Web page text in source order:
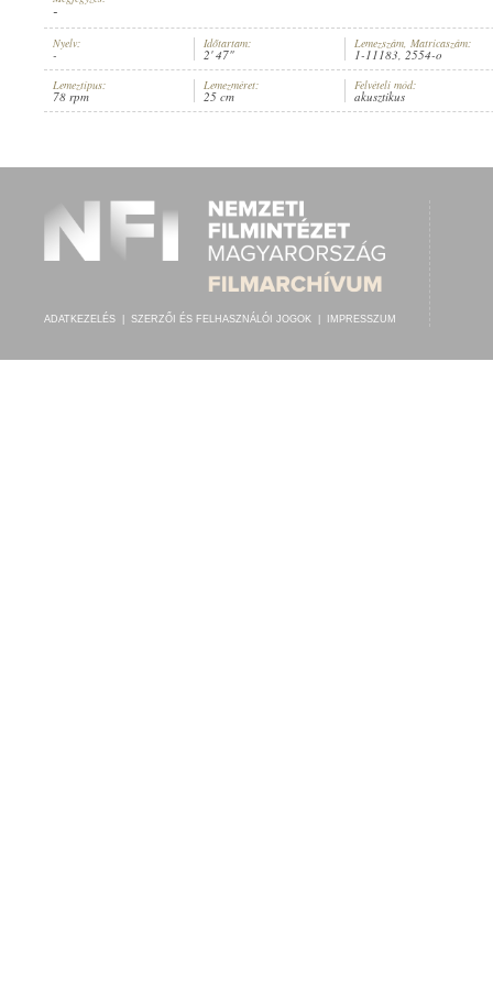
ELŐADÓ: 1. BAYRISCHEN SCHÜTZENKAPELLE, VEZÉNYEL:JOHANN
-
Nyelv:
-
Időtartam:
2' 47"
Lemezszám, Matricaszám:
1-11183, 2554-o
Lemeztípus:
78 rpm
Lemezméret:
25 cm
Felvételi mód:
akusztikus
ADATKEZELÉS SZERZŐI ÉS FELHASZNÁLÓI JOGOK IMPRESSZUM